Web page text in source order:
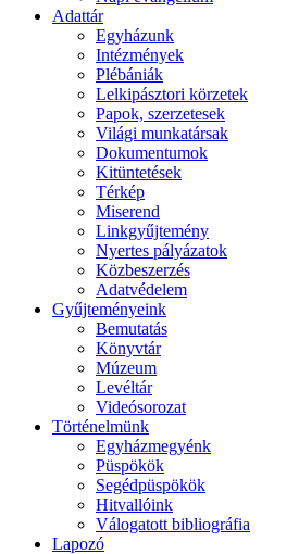
Adattár
Egyházunk
Intézmények
Plébániák
Lelkipásztori körzetek
Papok, szerzetesek
Világi munkatársak
Dokumentumok
Kitüntetések
Térkép
Miserend
Linkgyűjtemény
Nyertes pályázatok
Közbeszerzés
Adatvédelem
Gyűjteményeink
Bemutatás
Könyvtár
Múzeum
Levéltár
Videósorozat
Történelmünk
Egyházmegyénk
Püspökök
Segédpüspökök
Hitvallóink
Válogatott bibliográfia
Lapozó